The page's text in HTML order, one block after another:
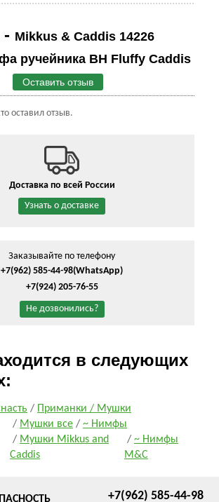
Mikkus & Caddis 14226
ручейника BH Fluffy Caddis
Оставить отзыв
оставил отзыв.
Доставка по всей России
Узнать о доставке
Заказывайте по телефону
+7(962) 585-44-98(WhatsApp)
+7(924) 205-76-55
Не дозвонились?
в следующих
/
Приманки / Мушки
/ Мушки все / ~ Нимфы
/ Мушки Mikkus and
Caddis
/ ~ Нимфы
M&C
+7(962) 585-44-98